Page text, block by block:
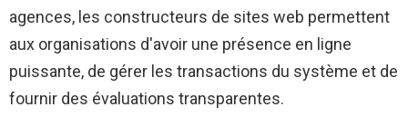
agences, les constructeurs de sites web permettent
aux organisations d'avoir une présence en ligne
puissante, de gérer les transactions du système et de
fournir des évaluations transparentes.